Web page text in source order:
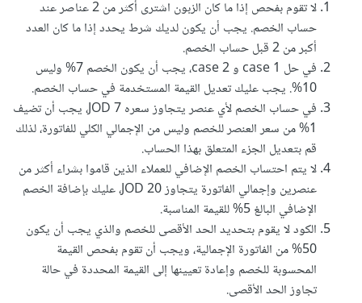
لا تقوم بفحص إذا ما كان الزبون اشترى أكثر من 2 عناصر عند
حساب الخصم. يجب أن يكون لديك شرط يحدد إذا ما كان العدد
أكبر من 2 قبل حساب الخصم.
في حل case 1 و case 2، يجب أن يكون الخصم 7% وليس
10%. يجب عليك تعديل القيمة المستخدمة في حساب الخصم.
في حساب الخصم لأي عنصر يتجاوز سعره 7 JOD، يجب أن تضيف
1% من سعر العنصر للخصم وليس من الإجمالي الكلي للفاتورة، لذلك
قم بتعديل الجزء المتعلق بهذا الحساب.
لا يتم احتساب الخصم الإضافي للعملاء الذين قاموا بشراء أكثر من
عنصرين وإجمالي الفاتورة يتجاوز 20 JOD، عليك بإضافة الخصم
الإضافي البالغ 5% للقيمة المناسبة.
الكود لا يقوم بتحديد الحد الأقصى للخصم والذي يجب أن يكون
50% من الفاتورة الإجمالية، ويجب أن تقوم بفحص القيمة
المحسوبة للخصم وإعادة تعيينها إلى القيمة المحددة في حالة
تجاوز الحد الأقصى.